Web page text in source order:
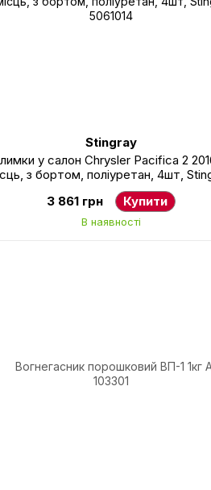
Stingray
у салон Chrysler Pacifica 2
з бортом, поліуретан, 4шт,
5061014
3 861 грн Купити
В наявності